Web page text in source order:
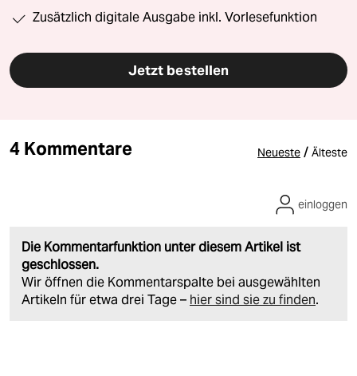
Zusätzlich digitale Ausgabe inkl. Vorlesefunktion
Jetzt bestellen
4 Kommentare Neueste / Älteste
Die Kommentarfunktion unter diesem Artikel ist
geschlossen.
Wir öffnen die Kommentarspalte bei ausgewählten
Artikeln für etwa drei Tage – hier sind sie zu finden.
einloggen